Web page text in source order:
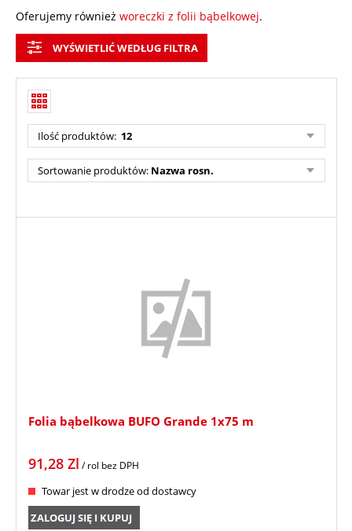
Oferujemy również woreczki z folii bąbelkowej.
WYŚWIETLIĆ WEDŁUG FILTRA
Ilość produktów: 12
Sortowanie produktów: Nazwa rosn.
Folia bąbelkowa BUFO Grande 1x75 m
91,28 Zl / rol bez DPH
Towar jest w drodze od dostawcy
ZALOGUJ SIĘ I KUPUJ